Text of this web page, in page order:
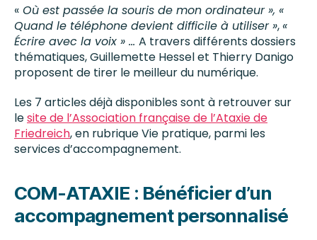
« Où est passée la souris de mon ordinateur », «
Quand le téléphone devient difficile à utiliser »,«
Écrire avec la voix » … A travers différents dossiers
thématiques, Guillemette Hessel et Thierry Danigo
proposent de tirer le meilleur du numérique.
Les 7 articles déjà disponibles sont à retrouver sur
lesite de l’Association française de l’Ataxie de
Friedreich, en rubrique Vie pratique, parmi les
services d’accompagnement.
COM-ATAXIE : Bénéficier d’un
accompagnement personnalisé